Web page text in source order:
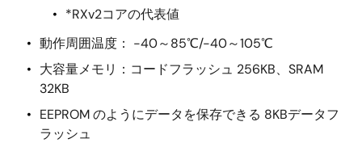
*RXv2コアの代表値
動作周囲温度： -40～85℃/-40～105℃
大容量メモリ：コードフラッシュ 256KB、SRAM
32KB
EEPROM のようにデータを保存できる 8KBデータフ
ラッシュ